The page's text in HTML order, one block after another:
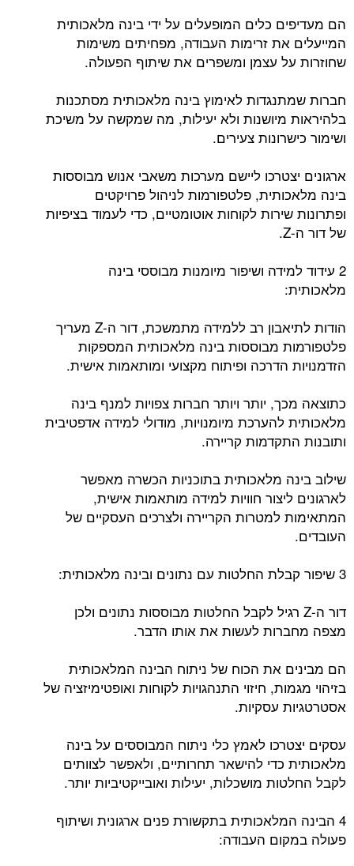
הם מעדיפים כלים המופעלים על ידי בינה מלאכותית
המייעלים את זרימות העבודה, מפחיתים משימות
שחוזרות על עצמן ומשפרים את שיתוף הפעולה.
חברות שמתנגדות לאימוץ בינה מלאכותית מסתכנות
בלהיראות מיושנות ולא יעילות, מה שמקשה על משיכת
ושימור כישרונות צעירים.
ארגונים יצטרכו ליישם מערכות משאבי אנוש מבוססות
בינה מלאכותית, פלטפורמות לניהול פרויקטים
ופתרונות שירות לקוחות אוטומטיים, כדי לעמוד בציפיות
של דור ה-Z.
2 עידוד למידה ושיפור מיומנות מבוססי בינה
מלאכותית:
הודות לתיאבון רב ללמידה מתמשכת, דור ה-Z מעריך
פלטפורמות מבוססות בינה מלאכותית המספקות
הזדמנויות הדרכה ופיתוח מקצועי ומותאמות אישית.
כתוצאה מכך, יותר ויותר חברות צפויות למנף בינה
מלאכותית להערכת מיומנויות, מודולי למידה אדפטיבית
ותובנות התקדמות קריירה.
שילוב בינה מלאכותית בתוכניות הכשרה מאפשר
לארגונים ליצור חוויות למידה מותאמות אישית,
המתאימות למטרות הקריירה ולצרכים העסקיים של
העובדים.
3 שיפור קבלת החלטות עם נתונים ובינה מלאכותית:
דור ה-Z רגיל לקבל החלטות מבוססות נתונים ולכן
מצפה מחברות לעשות את אותו הדבר.
הם מבינים את הכוח של ניתוח הבינה המלאכותית
בזיהוי מגמות, חיזוי התנהגויות לקוחות ואופטימיזציה של
אסטרטגיות עסקיות.
עסקים יצטרכו לאמץ כלי ניתוח המבוססים על בינה
מלאכותית כדי להישאר תחרותיים, ולאפשר לצוותים
לקבל החלטות מושכלות, יעילות ואובייקטיביות יותר.
4 הבינה המלאכותית בתקשורת פנים ארגונית ושיתוף
פעולה במקום העבודה: